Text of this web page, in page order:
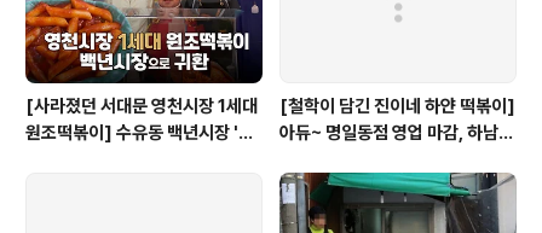
[사라졌던 서대문 영천시장 1세대
원조떡볶이] 수유동 백년시장 '영
[철학이 담긴 진이네 하얀 떡볶이]
아듀~ 명일동점 영업 마감, 하남